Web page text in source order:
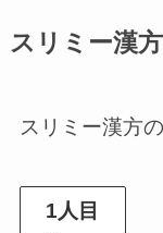
スリミー漢
スリミー漢方
1人目